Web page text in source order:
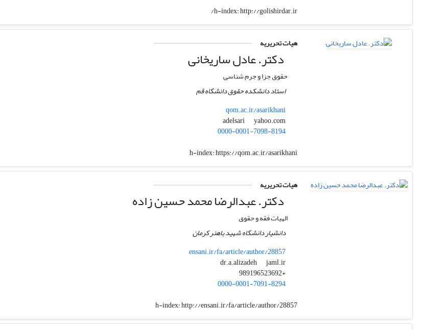
h-index:http://golishirdar.ir/
هیات تحریریه
دکتر. عادل ساریخانی
حقوق جزا و جرم شناسی
استاد دانشکده حقوق دانشگاه قم
qom.ac.ir/asarikhani
adelsari
yahoo.com
0000-0001-7098-8194
h-index:https://qom.ac.ir/asarikhani
هیات تحریریه
دکتر. عبدالرضا محمد حسین زاده
الهیات فقه و حقوق
دانشیار دانشگاه شهید باهنر کرمان
ensani.ir/fa/article/author/28857
dr.a.alizadeh
jaml.ir
+989196523692
0000-0001-7091-8294
h-index:http://ensani.ir/fa/article/author/28857